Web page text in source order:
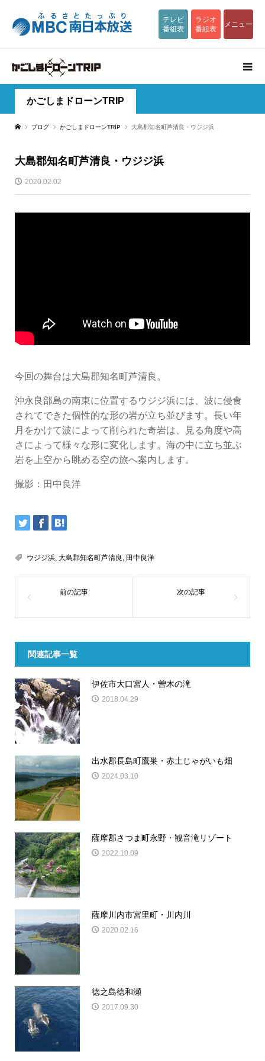
テレビ
番組表
ラジオ
番組表
メニュー
かごしまドローンTRIP
ブログ かごしまドローンTRIP 大島郡知名町芦清良・ウジジ浜
大島郡知名町芦清良・ウジジ浜
2020.02.02
今回の舞台は大島郡知名町芦清良。
沖永良部島の南東に位置するウジジ浜には、波に侵食
されてできた個性的な形の岩が立ち並びます。長い年
月をかけて波によって削られた奇岩は、見る角度や高
さによって様々な形に変化します。海の中に立ち並ぶ
岩を上空から眺める空の旅へ案内します。
撮影：田中良洋
ウジジ浜, 大島郡知名町芦清良 , 田中良洋
関連記事一覧
伊佐市大口宮人・曽木の滝
2018.04.29
出水郡長島町鷹巣・赤土じゃがいも畑
2024.03.10
薩摩郡さつま町永野・観音滝リゾート
2022.10.09
薩摩川内市宮里町・川内川
2020.02.16
徳之島徳和瀬
2017.09.30